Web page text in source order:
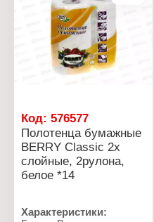
Код: 576577
Полотенца бумажные
BERRY Classic 2х
слойные, 2рулона,
белое *14
Характеристики: